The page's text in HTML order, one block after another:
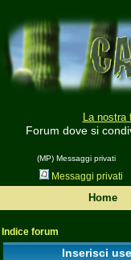
La nostra
Forum dove si
(MP) Messaggi privati
Messaggi privati
Home
Indice forum
Inserisci